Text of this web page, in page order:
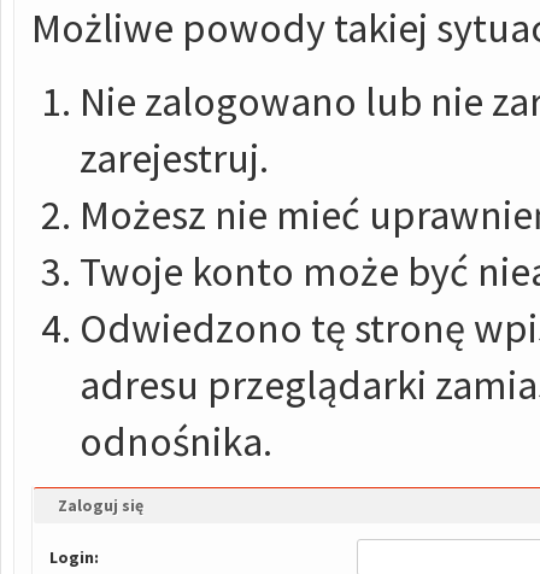
Możliwe powody takiej
Nie zalogowano lub nie
zarejestruj.
Możesz nie mieć
Twoje konto może być
Odwiedzono tę stronę
adresu przeglądarki
odnośnika.
Zaloguj się
Login: